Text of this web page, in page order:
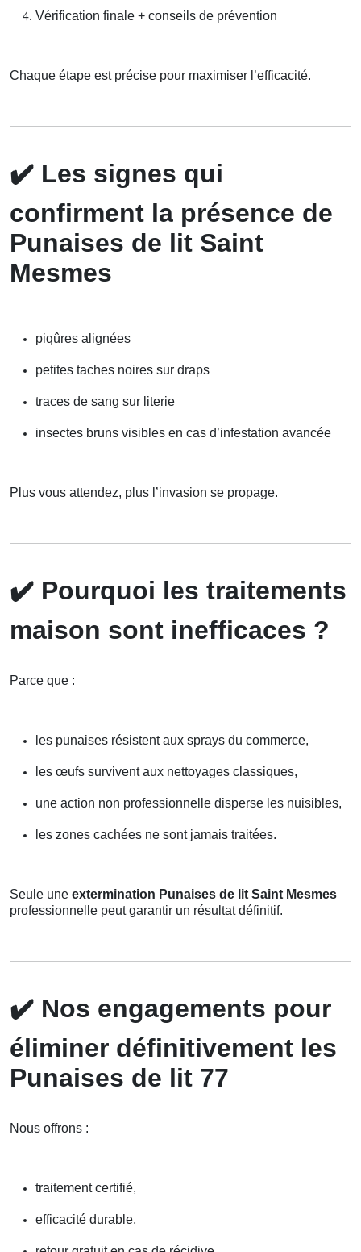
Vérification finale + conseils de prévention
Chaque étape est précise pour maximiser l’efficacité.
✔️ Les signes qui
confirment la présence de
Punaises de lit Saint
Mesmes
piqûres alignées
petites taches noires sur draps
traces de sang sur literie
insectes bruns visibles en cas d’infestation avancée
Plus vous attendez, plus l’invasion se propage.
✔️ Pourquoi les traitements
maison sont inefficaces ?
Parce que :
les punaises résistent aux sprays du commerce,
les œufs survivent aux nettoyages classiques,
une action non professionnelle disperse les nuisibles,
les zones cachées ne sont jamais traitées.
Seule une extermination Punaises de lit Saint Mesmes
professionnelle peut garantir un résultat définitif.
✔️ Nos engagements pour
éliminer définitivement les
Punaises de lit 77
Nous offrons :
traitement certifié,
efficacité durable,